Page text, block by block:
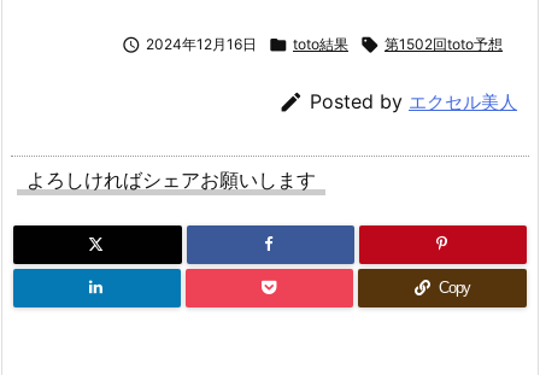
 2024年12月16日  toto結果  第1502回toto予想
 Posted by エクセル美人
よろしければシェアお願いします
Copy